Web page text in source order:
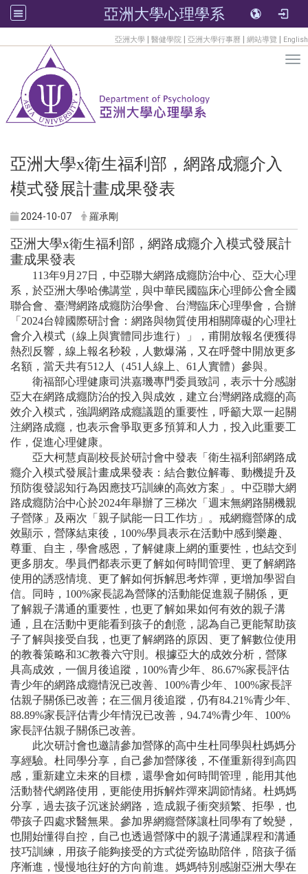
亞洲大學心理學系
亞洲大學 | 醫健學院 | 亞洲大學行事曆 | 網站導覽 | English
亞洲大學x衛生福利部，網路成癮介入
模式發展計畫成果發表
2024-10-07 羅承剛
亞洲大學x衛生福利部，網路成癮介入模式發展計
畫成果發表
113年9月27日，中亞聯大網路成癮防治中心、亞大心理
系，於亞洲大學哈佛講堂，與中華民國臨床心理師公會全國
聯合會、臺灣網路成癮防治學會、台灣臨床心理學會，合辦
「2024台韓國際研討會：網路與物質使用相關障礙的心理社
會介入模式（線上與實體同步進行）」，甫開放報名便獲得
熱烈反響，線上報名秒殺，人數爆滿，又在呼聲中開放更多
名額，當天共有512人（451人線上、61人實體）參與。
衛福部心理健康司洪嘉璣專門委員致詞，表示十分感謝
亞大在網路成癮防治的投入與成效，建立台灣網路成癮的高
效介入模式，強調網路成癮議題的重要性，呼籲大眾一起關
注網路成癮，也表示會爭取更多預算和人力，投入此重要工
作，促進心理健康。
亞大柯慧貞副校長於研討會中發表「衛生福利部網路成
癮介入模式發展計畫成果發表：結合數位解毒、動機提升及
預防復發認知行為因應技巧訓練的高效方案」。中亞聯大網
路成癮防治中心於2024年舉辦了三梯次「週末無網路關機親
子營隊」及兩次「親子賦能一日工作坊」。戒網癮營隊的成
效顯示，營隊結束後，100%學員表示在活動中感到樂趣、
尊重、自主，學會感恩，了解健康上網的重要性，也結交到
更多朋友。學員們都表示更了解如何時間管理、更了解網路
使用的誘惑情境、更了解如何拆解思考炸彈，更增加學習自
信。同時，100%家長認為營隊的活動能促進親子關係，更
了解親子溝通的重要性，也更了解如果如何有效的親子溝
通，且在活動中更能看到孩子的創意，認為自己更能幫助孩
子了解與接受自我，也更了解網路的原因、更了解數位使用
的教養策略和3C教養六守則。根據亞大的成效分析，營隊
具高成效，一個月後追蹤，100%青少年、86.67%家長評估
青少年的網路成癮情況已改善、100%青少年、100%家長評
估親子關係已改善；在三個月後追蹤，仍有84.21%青少年、
88.89%家長評估青少年情況已改善，94.74%青少年、100%
家長評估親子關係已改善。
此次研討會也邀請參加營隊的高中生杜同學與杜媽媽分
享經驗。杜同學分享，自己參加營隊後，不僅重新得到高四
感，重新建立未來的目標，還學會如何時間管理，能用其他
活動替代網路使用，更能使用拆解炸彈來調節情緒。杜媽媽
分享，過去孩子沉迷於網路，造成親子衝突頻繁、拒學，也
帶孩子四處求醫無果。參加界網癮營隊讓杜同學有了蛻變，
也開始懂得自控，自己也透過營隊中的親子溝通課程和溝通
技巧訓練，用孩子能夠接受的方式從旁協助陪伴，陪孩子循
序漸進，慢慢地往好的方向前進。媽媽特別感謝亞洲大學在